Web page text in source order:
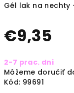
Gél lak na nechty
€9,35
cena:
2-7 prac. dni
Môžeme doručiť
Kód: 99691